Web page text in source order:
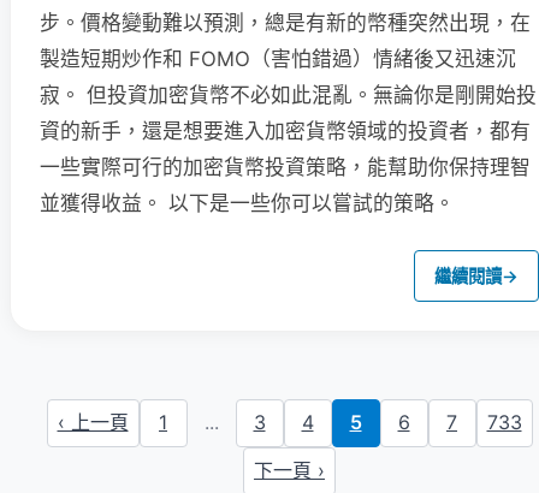
步。價格變動難以預測，總是有新的幣種突然出現，在
製造短期炒作和 FOMO（害怕錯過）情緒後又迅速沉
寂。 但投資加密貨幣不必如此混亂。無論你是剛開始投
資的新手，還是想要進入加密貨幣領域的投資者，都有
一些實際可行的加密貨幣投資策略，能幫助你保持理智
並獲得收益。 以下是一些你可以嘗試的策略。
繼續閱讀→
‹ 上一頁 1 ... 3 4 5 6 7
733
下一頁 ›